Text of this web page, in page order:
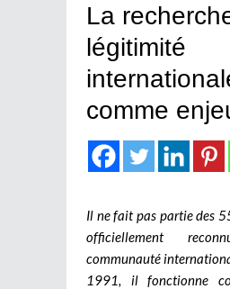
La
légitimité
comme
Il ne fait pas partie des
officiellement
communauté
1991, il fonctionne